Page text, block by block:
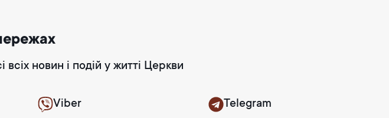
новин і подій у житті Церкви
Viber Telegram